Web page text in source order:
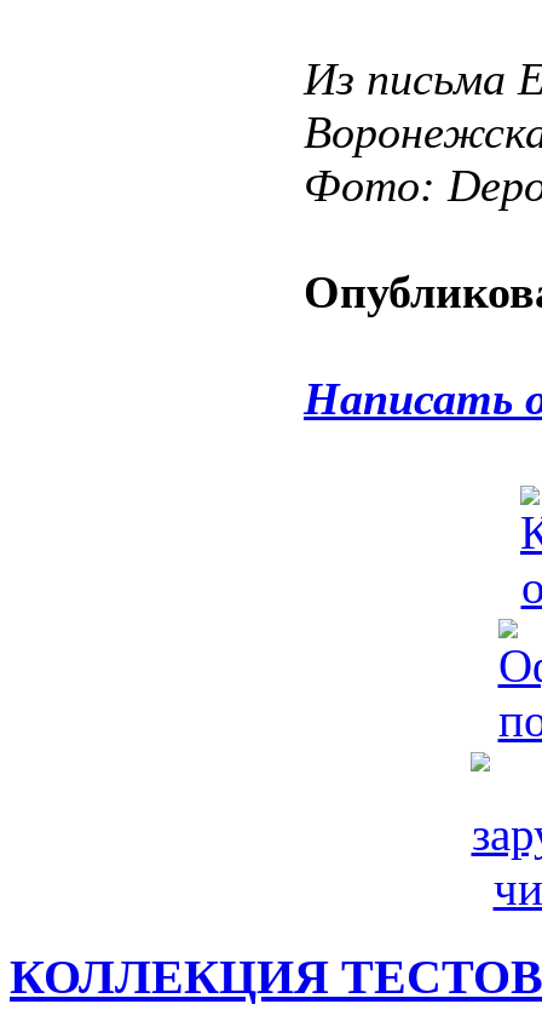
Из письма
Фото:
Написать
КОЛЛЕКЦИЯ ТЕСТОВ